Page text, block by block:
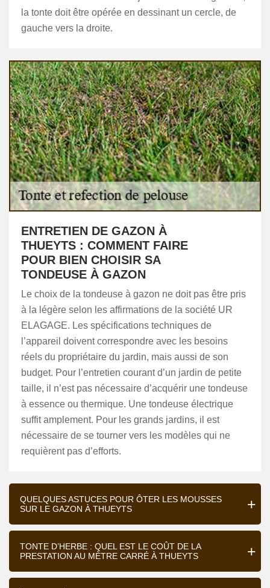
la tonte doit être opérée en dessinant un cercle, de
gauche vers la droite.
ENTRETIEN DE GAZON À
THUEYTS : COMMENT FAIRE
POUR BIEN CHOISIR SA
TONDEUSE À GAZON
Le choix de la tondeuse à gazon ne doit pas être pris
à la légère selon les affirmations de la société UR
ELAGAGE. Les spécifications techniques de
l’appareil doivent correspondre avec les besoins
réels du propriétaire du jardin, mais aussi de son
budget. Pour l’entretien courant d’un jardin de petite
taille, il n’est pas nécessaire d’acquérir une tondeuse
à essence ou thermique. Une tondeuse électrique
suffit amplement. Pour les grands jardins, il est
nécessaire de se tourner vers les modèles qui ne
requièrent pas d’efforts.
QUELQUES ASTUCES POUR ÔTER LES MOUSSES
SUR LE GAZON À THUEYTS
TONTE D’HERBE : QUEL EST LE COÛT DE LA
PRESTATION AU MÈTRE CARRÉ À THUEYTS